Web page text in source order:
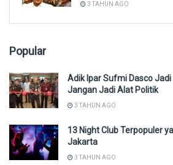
3 TAHUN AGO
Popular
Adik Ipar Sufmi Dasco
Jangan Jadi Alat Politik
3 TAHUN AGO
13 Night Club Terpopuler
Jakarta
3 TAHUN AGO